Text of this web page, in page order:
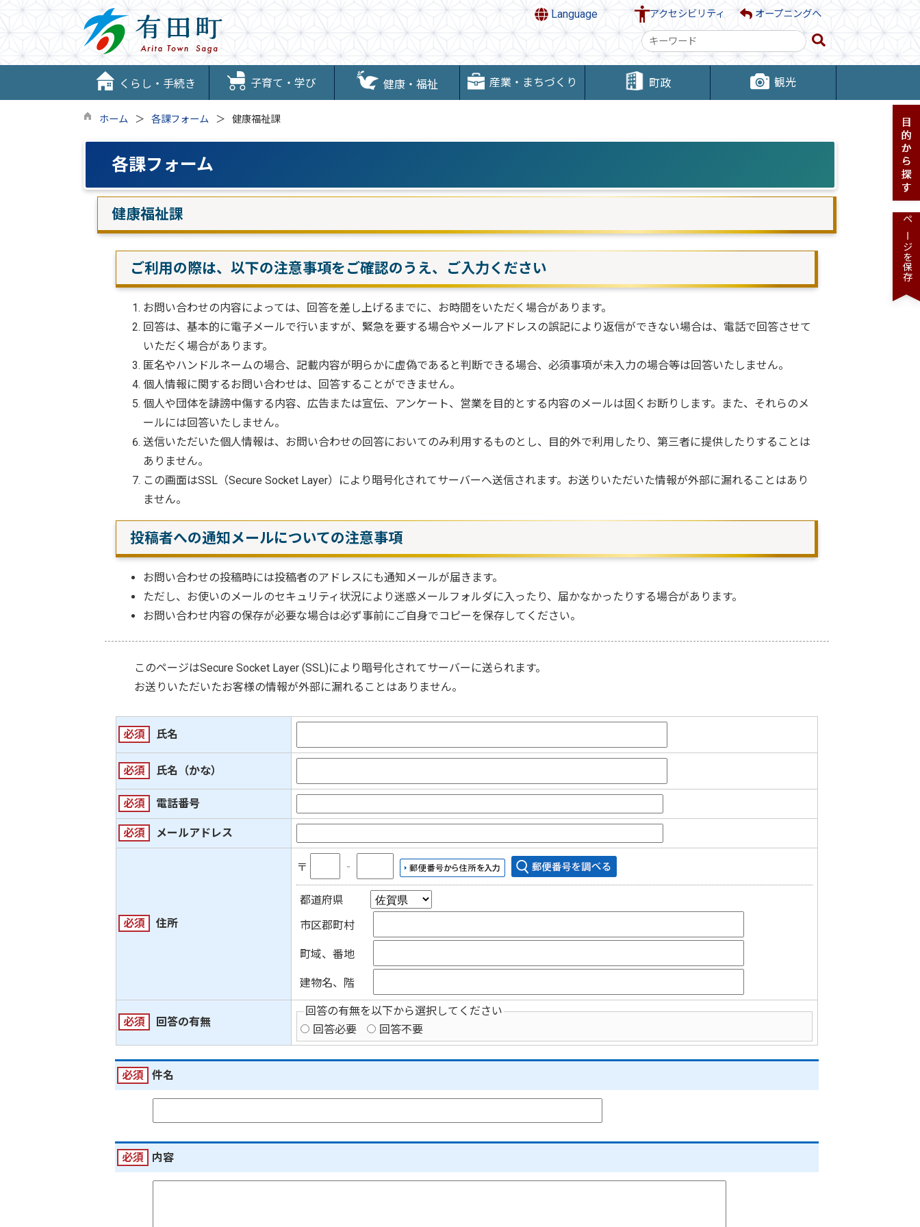
Language アクセシビリティ オープニングへ
検
索
キ
ー
ド
くらし・手続き 子育て・学び 健康・福祉 産業・まちづくり 町政 観光
ホーム 各課フォーム 健康福祉課
各課フォーム
健康福祉課
ご利用の際は、以下の注意事項をご確認のうえ、ご入力ください
お問い合わせの内容によっては、回答を差し上げるまでに、お時間をいただく場合があります。
回答は、基本的に電子メールで行いますが、緊急を要する場合やメールアドレスの誤記により返信ができない場合は、電話で回答させて
いただく場合があります。
匿名やハンドルネームの場合、記載内容が明らかに虚偽であると判断できる場合、必須事項が未入力の場合等は回答いたしません。
個人情報に関するお問い合わせは、回答することができません。
個人や団体を誹謗中傷する内容、広告または宣伝、アンケート、営業を目的とする内容のメールは固くお断りします。また、それらのメ
ールには回答いたしません。
送信いただいた個人情報は、お問い合わせの回答においてのみ利用するものとし、目的外で利用したり、第三者に提供したりすることは
ありません。
この画面はSSL（Secure Socket Layer）により暗号化されてサーバーへ送信されます。お送りいただいた情報が外部に漏れることはあり
ません。
投稿者への通知メールについての注意事項
お問い合わせの投稿時には投稿者のアドレスにも通知メールが届きます。
ただし、お使いのメールのセキュリティ状況により迷惑メールフォルダに入ったり、届かなかったりする場合があります。
お問い合わせ内容の保存が必要な場合は必ず事前にご自身でコピーを保存してください。
このページはSecure Socket Layer (SSL)により暗号化されてサーバーに送られます。
お送りいただいたお客様の情報が外部に漏れることはありません。
必須 氏名
必須 氏名（かな）
必須 電話番号
必須 メールアドレス
必須 住所
〒 ‐
都道府県
市区郡町村
町域、番地
建物名、階
必須 回答の有無
回答の有無を以下から選択してください
回答必要
回答不要
必須 件名
必須 内容
ページを保存